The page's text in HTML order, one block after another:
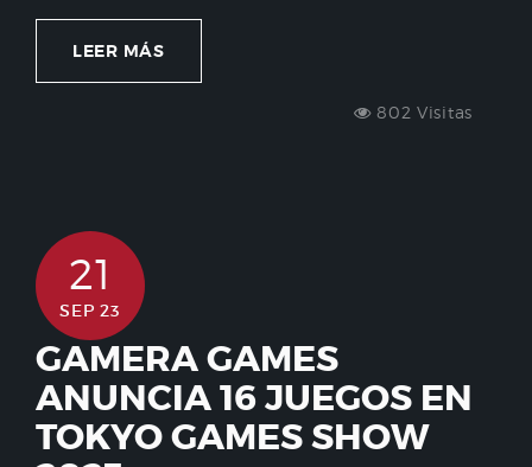
LEER MÁS
802 Visitas
21
SEP 23
GAMERA GAMES
ANUNCIA 16 JUEGOS EN
TOKYO GAMES SHOW